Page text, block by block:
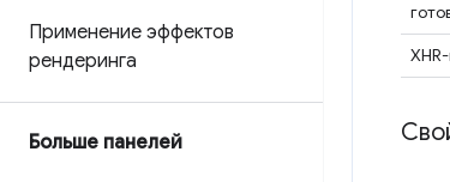
Применение эффектов
рендеринга
Больше панелей